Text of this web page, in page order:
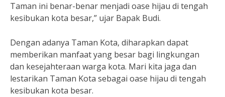
Taman ini benar-benar menjadi oase hijau di tengah
kesibukan kota besar,” ujar Bapak Budi.
Dengan adanya Taman Kota, diharapkan dapat
memberikan manfaat yang besar bagi lingkungan
dan kesejahteraan warga kota. Mari kita jaga dan
lestarikan Taman Kota sebagai oase hijau di tengah
kesibukan kota besar.